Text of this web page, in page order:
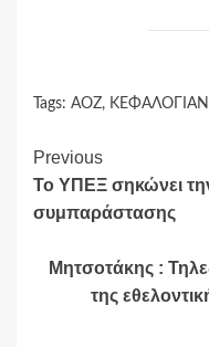
Tags: ΑΟΖ,
Continue
Reading
Previous
Το ΥΠΕΞ σηκώνει την
συμπαράστασης
Μητσοτάκης :
της